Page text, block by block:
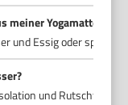
meiner Yogamatte
und Essig oder
und